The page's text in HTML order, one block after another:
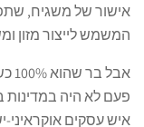
אישור של משגיח,
המשמש לייצור מזון
פעם לא היה במדינות
איש עסקים